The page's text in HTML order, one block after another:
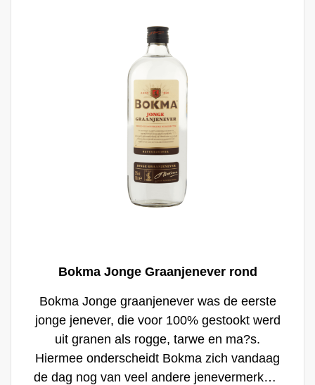
Bokma Jonge Graanjenever rond
Bokma Jonge graanjenever was de eerste
jonge jenever, die voor 100% gestookt werd
uit granen als rogge, tarwe en ma?s.
Hiermee onderscheidt Bokma zich vandaag
de dag nog van veel andere jenevermerken.